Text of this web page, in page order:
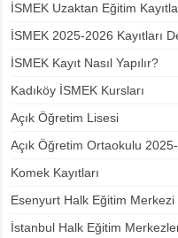
İSMEK Uzaktan Eğitim
İSMEK 2025-2026 Kayıtları
İSMEK Kayıt Nasıl Yapılır?
Kadıköy İSMEK Kursları
Açık Öğretim Lisesi
Açık Öğretim Ortaokulu
Komek Kayıtları
Esenyurt Halk Eğitim Merkezi
İstanbul Halk Eğitim